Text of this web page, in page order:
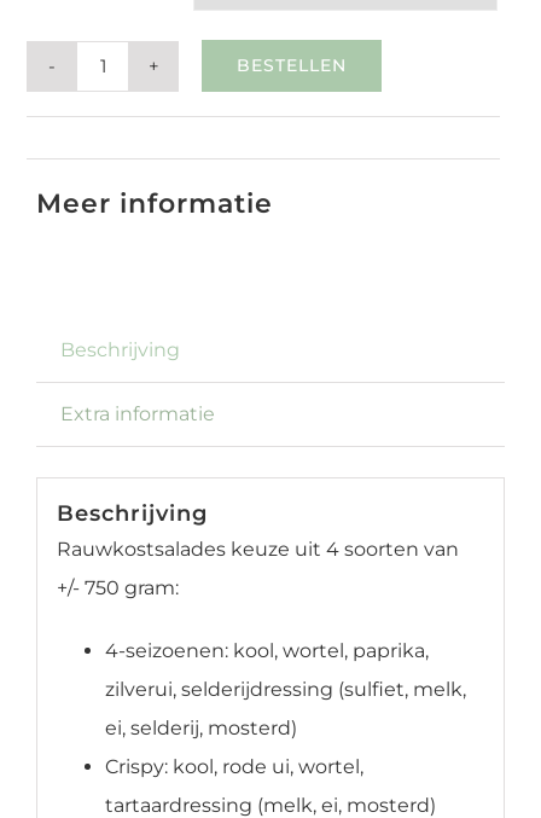
salades
aantal
BESTELLEN
Meer informatie
Beschrijving
Extra informatie
Beschrijving
Rauwkostsalades keuze uit 4 soorten van
+/- 750 gram:
4-seizoenen: kool, wortel, paprika,
zilverui, selderijdressing (sulfiet, melk,
ei, selderij, mosterd)
Crispy: kool, rode ui, wortel,
tartaardressing (melk, ei, mosterd)